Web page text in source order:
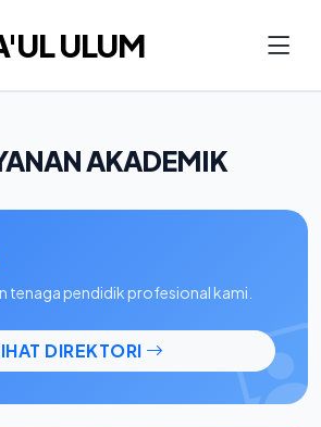
ULUM
AKADEMIK
tenaga pendidik profesional kami.
DIREKTORI